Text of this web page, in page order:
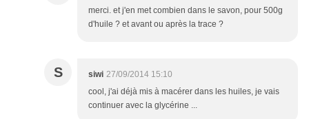
merci. et j'en met combien dans le savon, pour 500g
d'huile ? et avant ou après la trace ?
S siwi 27/09/2014 15:10
cool, j'ai déjà mis à macérer dans les huiles, je vais
continuer avec la glycérine ...